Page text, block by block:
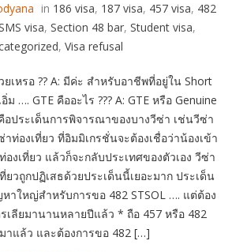
in 186 visa, 187 visa, 457 visa, 482
visa, Section 48 bar, Student visa,
, Visa refusal
ยเหรอ ?? A: มีค่ะ สำหรับอาชีพที่อยู่ใน Short
ม …. GTE คืออะไร ??? A: GTE หรือ Genuine
อประเด็นการพิจารณาของบางวีซ่า เช่นวีซ่า
ท่องเที่ยว ที่อิมมิเกรชั่นจะต้องเชื่อว่าน้องเข้า
งเที่ยว แล้วก็จะกลับประเทศของตัวเอง วีซ่า
ยวถูกปฏิเสธด้วยประเด็นนี้เยอะมาก ประเด็น
าใหญ่สำหรับการขอ 482 STSOL …. แต่ต้อง
เลียมานานหลายปีแล้ว * ถือ 457 หรือ 482
าแล้ว และต้องการขอ 482 […]